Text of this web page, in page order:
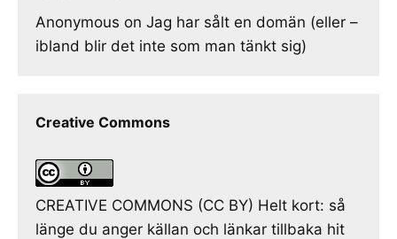
Anonymous on Jag har sålt en domän (eller –
ibland blir det inte som man tänkt sig)
Creative Commons
CREATIVE COMMONS (CC BY) Helt kort: så
länge du anger källan och länkar tillbaka hit